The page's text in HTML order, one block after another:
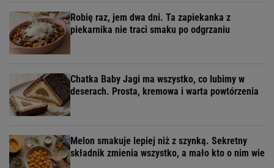
Robię raz, jem dwa dni. Ta zapiekanka z
piekarnika nie traci smaku po odgrzaniu
Chatka Baby Jagi ma wszystko, co lubimy w
deserach. Prosta, kremowa i warta powtórzenia
Melon smakuje lepiej niż z szynką. Sekretny
składnik zmienia wszystko, a mało kto o nim wie